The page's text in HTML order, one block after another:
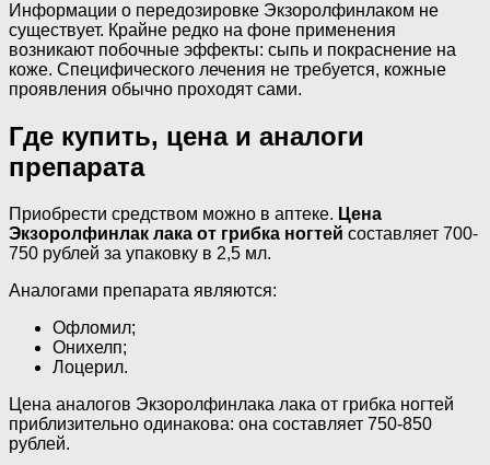
Информации о передозировке Экзоролфинлаком не
существует. Крайне редко на фоне применения
возникают побочные эффекты: сыпь и покраснение на
коже. Специфического лечения не требуется, кожные
проявления обычно проходят сами.
Где купить, цена и аналоги
препарата
Приобрести средством можно в аптеке. Цена
Экзоролфинлак лака от грибка ногтей составляет 700-
750 рублей за упаковку в 2,5 мл.
Аналогами препарата являются:
Офломил;
Онихелп;
Лоцерил.
Цена аналогов Экзоролфинлака лака от грибка ногтей
приблизительно одинакова: она составляет 750-850
рублей.